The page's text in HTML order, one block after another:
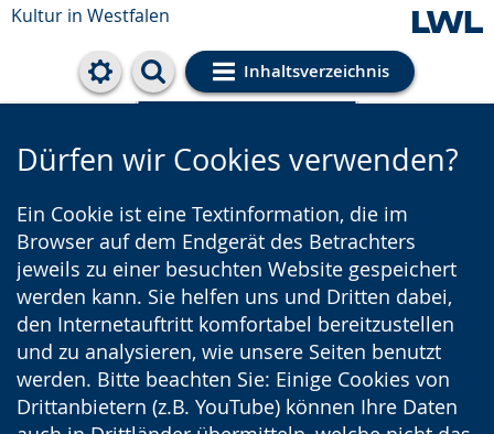
Kultur in Westfalen
Inhaltsverzeichnis
Cookie-Einstellungen
Dürfen wir Cookies verwenden?
Ein Cookie ist eine Textinformation, die im
Browser auf dem Endgerät des Betrachters
jeweils zu einer besuchten Website gespeichert
werden kann. Sie helfen uns und Dritten dabei,
den Internetauftritt komfortabel bereitzustellen
und zu analysieren, wie unsere Seiten benutzt
werden. Bitte beachten Sie: Einige Cookies von
Drittanbietern (z.B. YouTube) können Ihre Daten